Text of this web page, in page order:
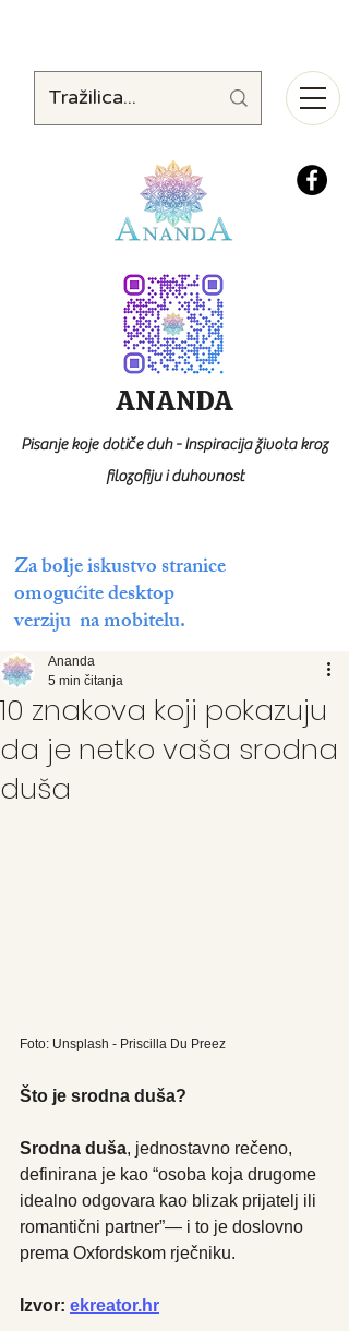
Za bolje iskustvo stranice
omogućite desktop
verziju na mobitelu.
ANANDA
Pisanje koje dotiče duh - Inspiracija života kroz
filozofiju i duhovnost
10 znakova koji pokazuju
da je netko vaša srodna
duša
Ananda
5 min čitanja
Foto: Unsplash - Priscilla Du Preez
Što je srodna duša?
Srodna duša, jednostavno rečeno,
definirana je kao “osoba koja drugome
idealno odgovara kao blizak prijatelj ili
romantični partner”— i to je doslovno
prema Oxfordskom rječniku.
Izvor: ekreator.hr